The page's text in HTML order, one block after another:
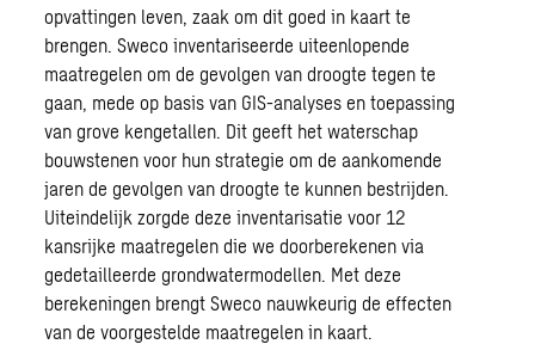
opvattingen leven, zaak om dit goed in kaart te
brengen. Sweco inventariseerde uiteenlopende
maatregelen om de gevolgen van droogte tegen te
gaan, mede op basis van GIS-analyses en toepassing
van grove kengetallen. Dit geeft het waterschap
bouwstenen voor hun strategie om de aankomende
jaren de gevolgen van droogte te kunnen bestrijden.
Uiteindelijk zorgde deze inventarisatie voor 12
kansrijke maatregelen die we doorberekenen via
gedetailleerde grondwatermodellen. Met deze
berekeningen brengt Sweco nauwkeurig de effecten
van de voorgestelde maatregelen in kaart.